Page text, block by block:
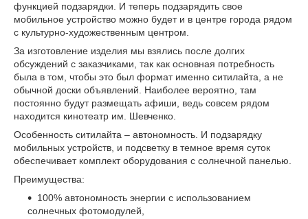
функцией подзарядки. И теперь подзарядить свое
мобильное устройство можно будет и в центре города рядом
с культурно-художественным центром.
За изготовление изделия мы взялись после долгих
обсуждений с заказчиками, так как основная потребность
была в том, чтобы это был формат именно ситилайта, а не
обычной доски объявлений. Наиболее вероятно, там
постоянно будут размещать афиши, ведь совсем рядом
находится кинотеатр им. Шевченко.
Особенность ситилайта – автономность. И подзарядку
мобильных устройств, и подсветку в темное время суток
обеспечивает комплект оборудования с солнечной панелью.
Преимущества:
100% автономность энергии с использованием
солнечных фотомодулей,